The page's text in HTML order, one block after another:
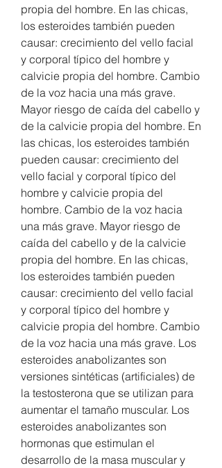
propia del hombre. En las chicas,
los esteroides también pueden
causar: crecimiento del vello facial
y corporal típico del hombre y
calvicie propia del hombre. Cambio
de la voz hacia una más grave.
Mayor riesgo de caída del cabello y
de la calvicie propia del hombre. En
las chicas, los esteroides también
pueden causar: crecimiento del
vello facial y corporal típico del
hombre y calvicie propia del
hombre. Cambio de la voz hacia
una más grave. Mayor riesgo de
caída del cabello y de la calvicie
propia del hombre. En las chicas,
los esteroides también pueden
causar: crecimiento del vello facial
y corporal típico del hombre y
calvicie propia del hombre. Cambio
de la voz hacia una más grave. Los
esteroides anabolizantes son
versiones sintéticas (artificiales) de
la testosterona que se utilizan para
aumentar el tamaño muscular. Los
esteroides anabolizantes son
hormonas que estimulan el
desarrollo de la masa muscular y